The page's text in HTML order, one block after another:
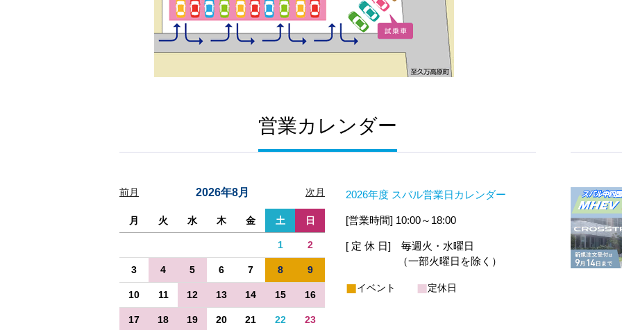
営業カレンダー
前月 2026年8月 次月
月 火 水 木 金 土 日
1 2
3 4 5 6 7 8 9
10 11 12 13 14 15 16
17 18 19 20 21 22 23
2026年度 スバル営業日カレンダー
[営業時間] 10:00～18:00
[ 定 休 日] 毎週火・水曜日
（一部火曜日を除く）
■イベント ■定休日